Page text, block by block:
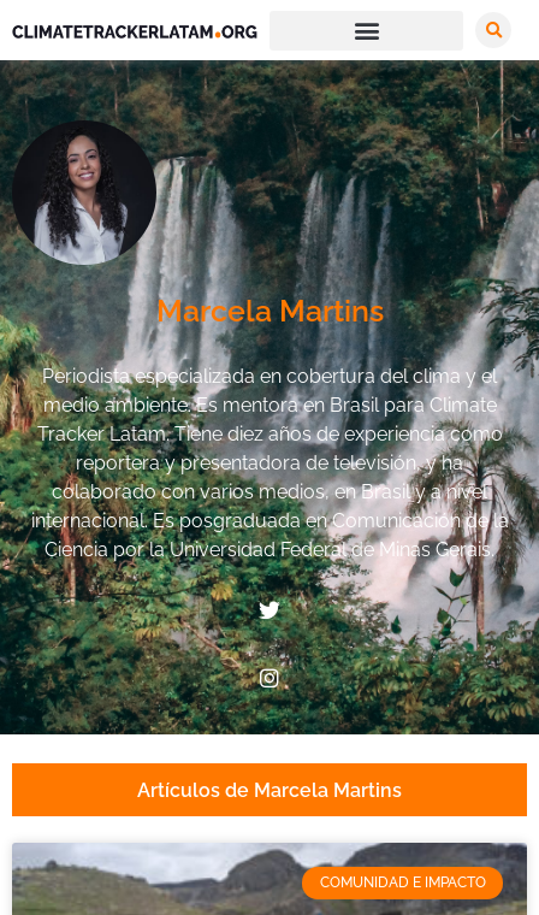
Marcela Martins
Periodista especializada en cobertura del clima y el
medio ambiente. Es mentora en Brasil para Climate
Tracker Latam. Tiene diez años de experiencia como
reportera y presentadora de televisión, y ha
colaborado con varios medios, en Brasil y a nivel
internacional. Es posgraduada en Comunicación de la
Ciencia por la Universidad Federal de Minas Gerais.
Artículos de Marcela Martins
COMUNIDAD E IMPACTO